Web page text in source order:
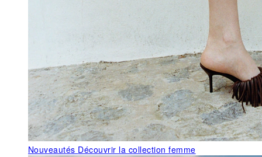
Nouveautés Découvrir la collection femme